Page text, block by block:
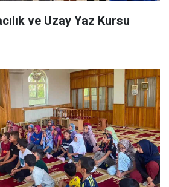
ve Uzay Yaz Kursu